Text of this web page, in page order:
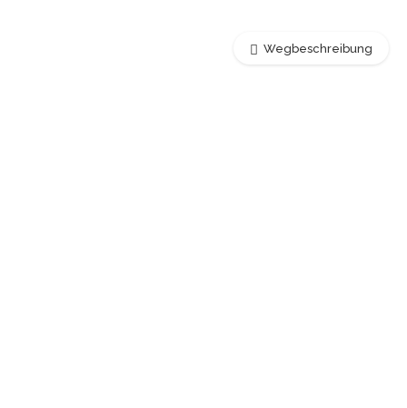
Wegbeschreibung